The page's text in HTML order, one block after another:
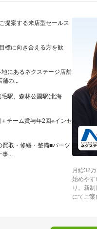
提案する来店型セールス
標に向き合える方を歓
にあるネクステージ店舗
舗の...
駅、森林公園駅(北海
チーム賞与年2回※インセ
取・修繕・整備■パーツ
事...
月給32
始めや
り。新
にてご